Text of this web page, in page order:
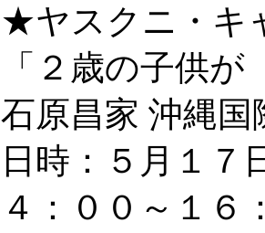
★ヤスクニ・キ
「２歳の子供
石原昌家 沖縄国
日時：５月１
４：００～１６